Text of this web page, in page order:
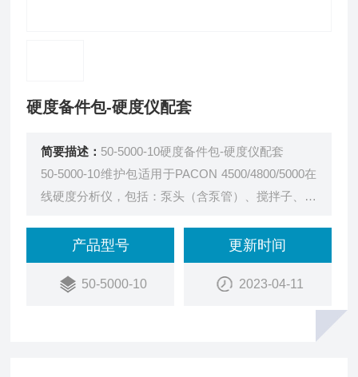
硬度备件包-硬度仪配套
简要描述： 50-5000-10硬度备件包-硬度仪配套
50-5000-10维护包适用于PACON 4500/4800/5000在
线硬度分析仪，包括：泵头（含泵管）、搅拌子、密
英国Jensprima是专注于光学分析、传感器技术和试
剂研究，是一家设计和制造水环境监测仪表的专业厂
产品型号
50-5000-10
更新时间
2023-04-11